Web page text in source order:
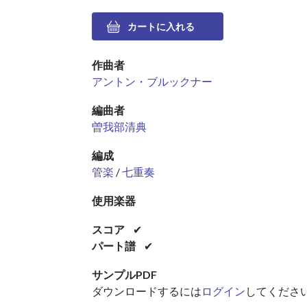
作曲者
アントン・ブルックナー
編曲者
曽我部清典
編成
管楽 /七重奏
使用楽器
スコア
✔
パート譜
✔
サンプルPDF
ダウンロードするには ログイン してくださ